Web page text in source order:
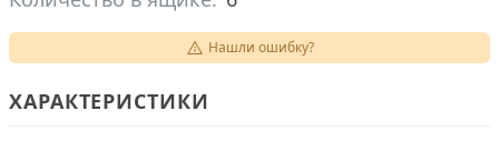
Нашли ошибку?
ХАРАКТЕРИСТИКИ